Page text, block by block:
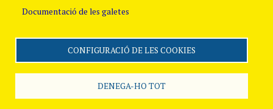
Documentació de les galetes
CONFIGURACIÓ DE LES COOKIES
DENEGA-HO TOT
Política de
Privacitat
Canal